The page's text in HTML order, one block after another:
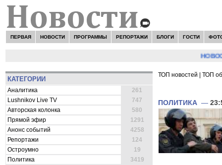
ПЕРВАЯ НОВОСТИ ПРОГРАММЫ РЕПОРТАЖИ БЛОГИ ГОСТИ
НОВОСТИ:
КАТЕГОРИИ
Аналитика
261
Lushnikov Live TV
747
Авторская колонка
580
Прямой эфир
1291
Анонс событий
4258
Репортажи
124
Остроумно
19
Политика
3419
ТОП новостей ТОП
ПОЛИТИКА —